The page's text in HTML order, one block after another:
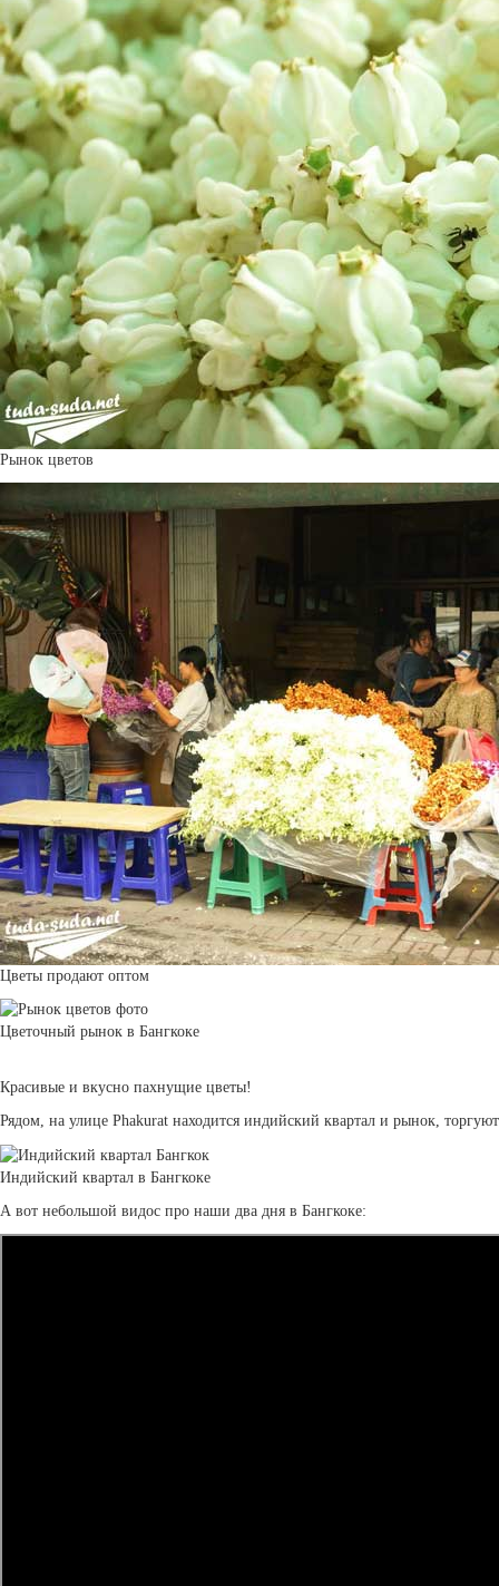
Рынок цветов
Цветы продают оптом
Цветочный рынок в Бангкоке
Красивые и вкусно пахнущие цветы!
Рядом, на улице Phakurat находится индийский квартал и рынок,
Индийский квартал в Бангкоке
А вот небольшой видос про наши два дня в Бангкоке: